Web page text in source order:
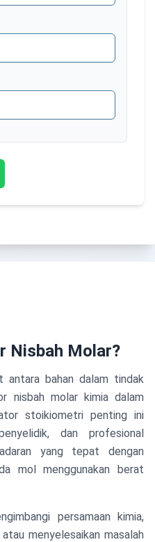
Nisbah Molar?
antara bahan dalam tindak
nisbah molar kimia dalam
stoikiometri penting ini
dan profesional
yang tepat dengan
mol menggunakan berat
persamaan kimia,
menyelesaikan masalah